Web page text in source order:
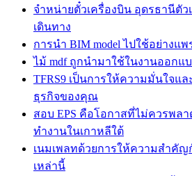
จำหน่ายตั๋วเครื่องบิน อุดรธานีตั
เดินทาง
การนำ BIM model ไปใช้อย่างแ
ไม้ mdf ถูกนำมาใช้ในงานออกแ
TFRS9 เป็นการให้ความมั่นใจแ
ธุรกิจของคุณ
สอบ EPS คือโอกาสที่ไม่ควรพล
ทำงานในเกาหลีใต้
เนมเพลทด้วยการให้ความสำคัญ
เหล่านี้